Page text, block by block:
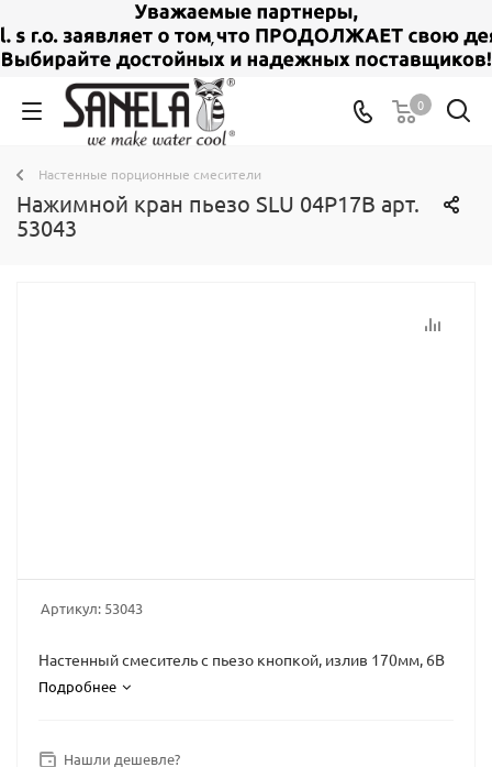
0
Настенные порционные смесители
Нажимной кран пьезо SLU 04P17B арт.
53043
Артикул: 53043
Настенный смеситель с пьезо кнопкой, излив 170мм, 6В
Подробнее
Нашли дешевле?